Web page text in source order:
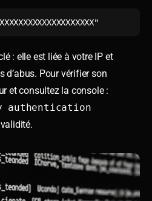
: elle est liée à votre IP et
d’abus. Pour vérifier son
et consultez la console :
authentication